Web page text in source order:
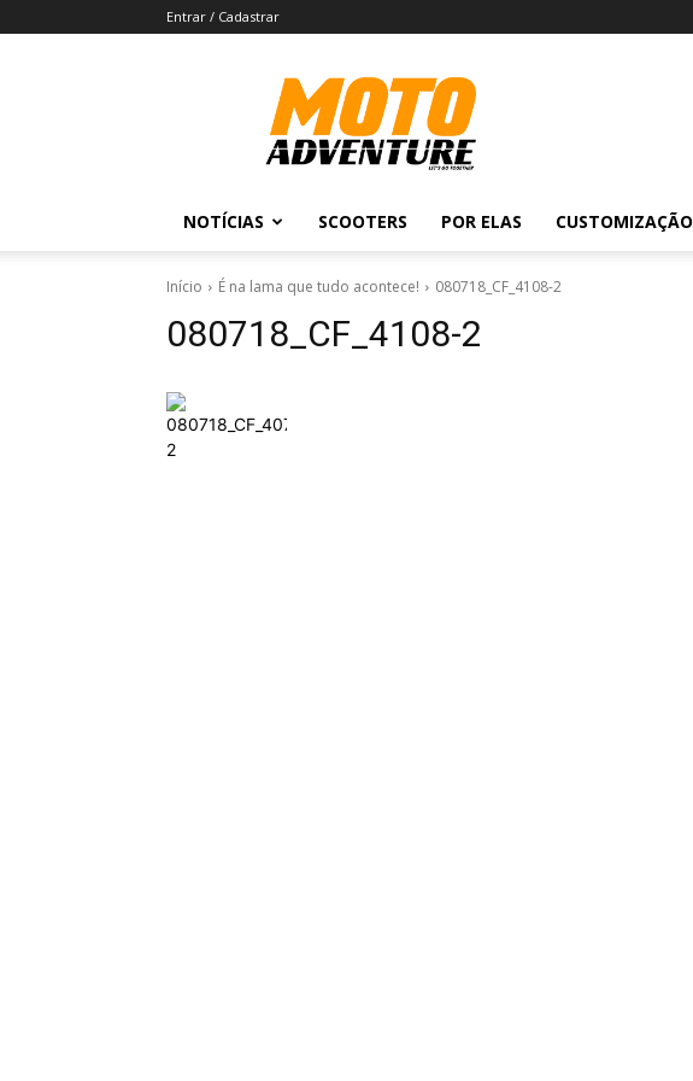
Entrar / Cadastrar
Revista
Moto
Adventure
NOTÍCIAS SCOOTERS POR ELAS CUSTOMIZAÇÃO
Início É na lama que tudo acontece! 080718_CF_4108-2
080718_CF_4108-2